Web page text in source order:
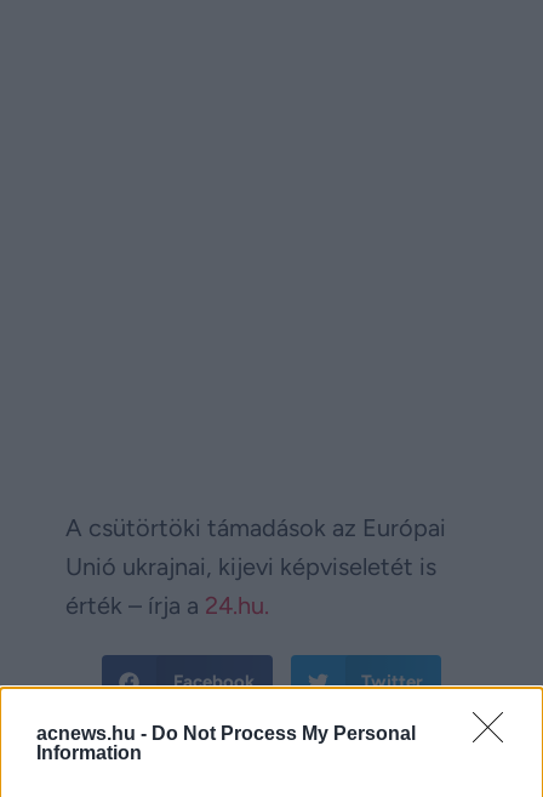
acnews.hu - Do Not Process My Personal
Information
A csütörtöki támadások az Európai
Unió ukrajnai, kijevi képviseletét is
érték – írja a 24.hu.
Facebook Twitter